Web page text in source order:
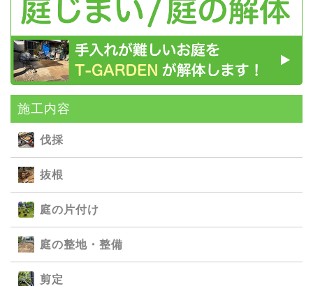
施⼯内容
伐採
抜根
庭の⽚付け
庭の整地・整備
剪定